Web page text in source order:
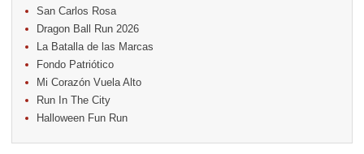
Noviembre
08. Lindora Run
15. Entre Pan y Rosas
Diciembre
06. Trail Vulcania 2026
12. Media Maratón Puntarenas 2026
San Carlos Rosa
Dragon Ball Run 2026
La Batalla de las Marcas
Fondo Patriótico
Mi Corazón Vuela Alto
Run In The City
Halloween Fun Run